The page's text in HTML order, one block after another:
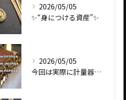
2026/05/05
✨“身につける資産”✨
2026/05/05
今回は実際に計量器に載せて、